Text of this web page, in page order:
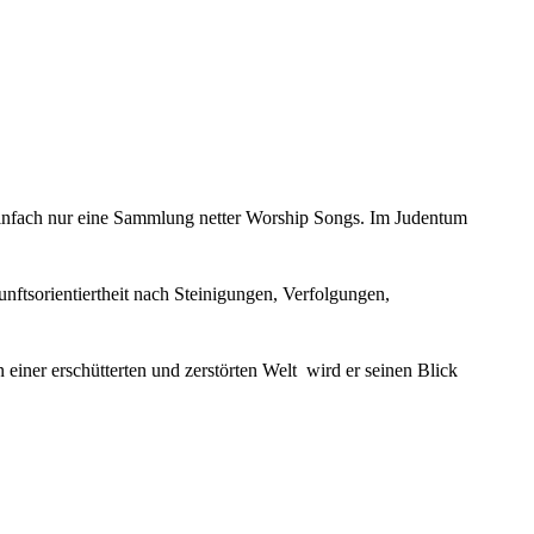
nur eine Sammlung netter Worship Songs. Im Judentum
nach Steinigungen, Verfolgungen,
erschütterten und zerstörten Welt wird er seinen Blick